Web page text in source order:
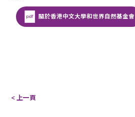
關於香港中文大學和世界自然基金會
< 上一頁